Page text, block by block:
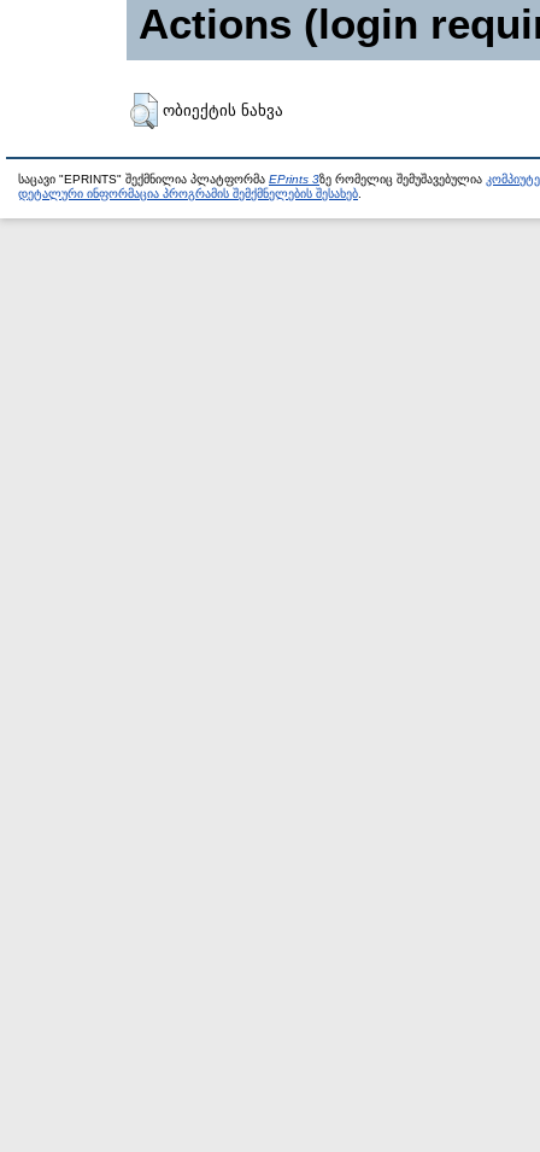
Actions (login
ობიექტის ნახვა
საცავი "EPRINTS" შექმნილია პლატფორმა EPrints 3ზე რომელიც შემუშავებულია
დეტალური ინფორმაცია პროგრამის შემქმნელების შესახებ.